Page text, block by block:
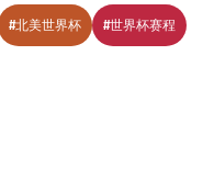
#北美世界杯 #世界杯赛程